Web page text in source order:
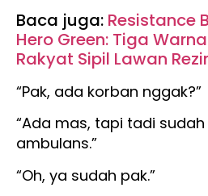
Baca juga: Resistance
Hero Green: Tiga
Rakyat Sipil Lawan
“Pak, ada korban nggak?”
“Ada mas, tapi tadi
ambulans.”
“Oh, ya sudah pak.”